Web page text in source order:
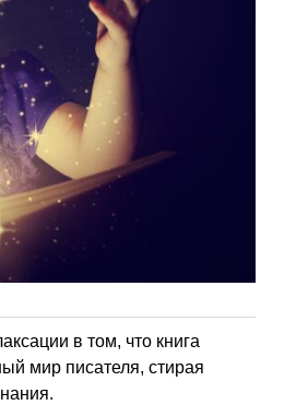
в том, что книга
мир писателя, стирая